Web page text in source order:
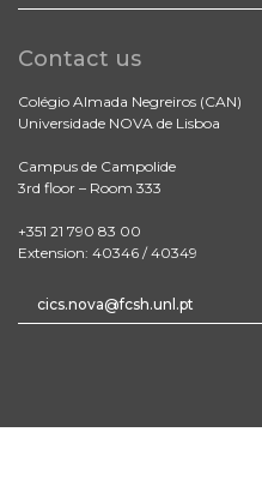
Contact us
Colégio Almada Negreiros (CAN)
Universidade NOVA de Lisboa
Campus de Campolide
3rd floor – Room 333
+351 21 790 83 00
Extension: 40346 / 40349
cics.nova@fcsh.unl.pt